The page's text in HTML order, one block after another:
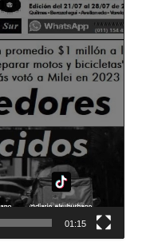
01:15